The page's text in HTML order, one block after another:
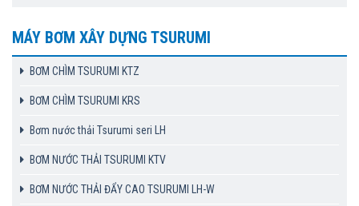
MÁY BƠM XÂY DỰNG TSURUMI
BƠM CHÌM TSURUMI KTZ
BƠM CHÌM TSURUMI KRS
Bơm nước thải Tsurumi seri LH
BƠM NƯỚC THẢI TSURUMI KTV
BƠM NƯỚC THẢI ĐẨY CAO TSURUMI LH-W